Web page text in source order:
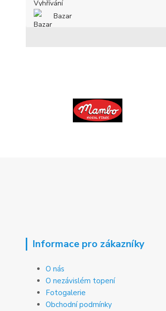
Bazar
Informace pro zákazníky
O nás
O nezávislém topení
Fotogalerie
Obchodní podmínky